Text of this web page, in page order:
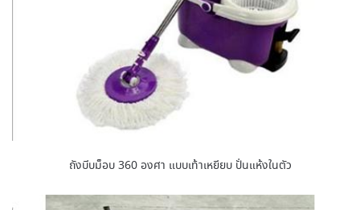
ถังบีบม็อบ 360 องศา แบบเท้าเหยียบ ปั่นแห้งในตัว